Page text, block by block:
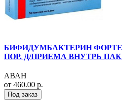
БИФИДУМБАКТЕРИН ФОРТЕ
ПОР. Д/ПРИЕМА ВНУТРЬ
АВАН
от 460.00 р.
Под заказ